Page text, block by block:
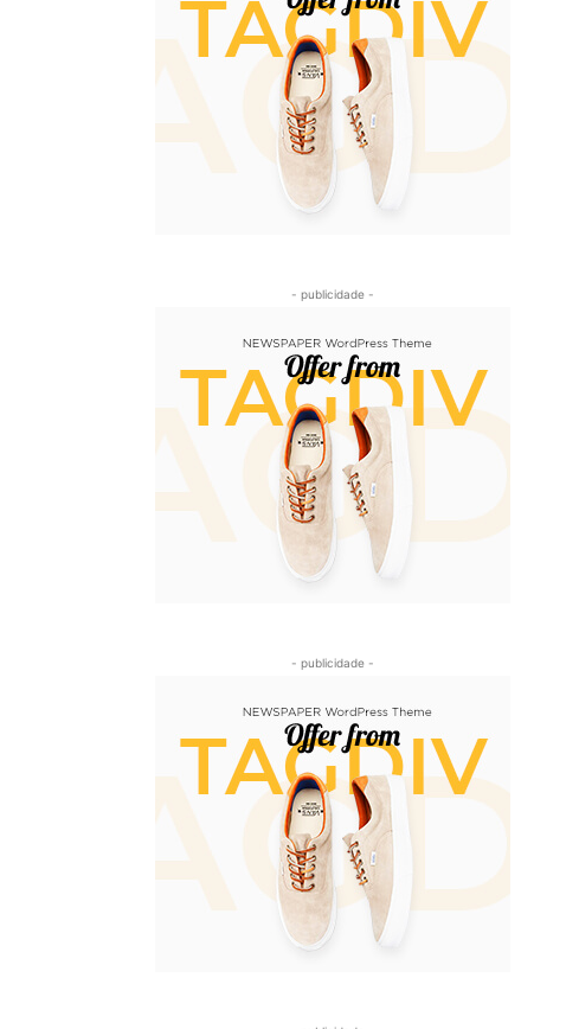
- publicidade -
- publicidade -